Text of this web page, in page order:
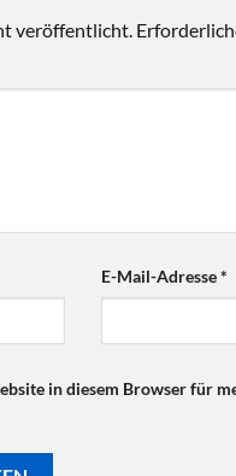
veröffentlicht.
E-Mail-Adresse*
in diesem Browser für